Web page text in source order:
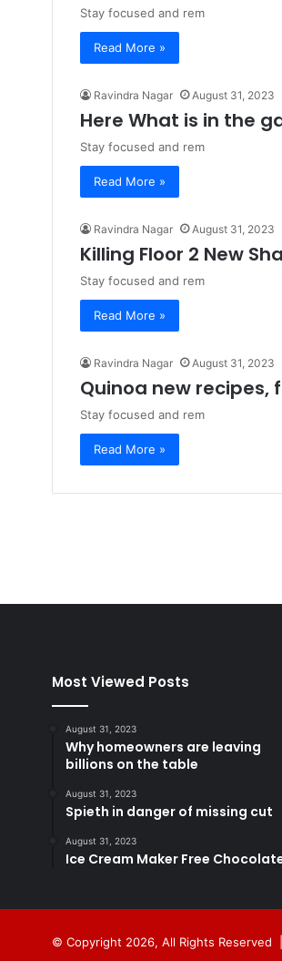
Stay focused and rem
Read More »
Ravindra Nagar August 31, 2023
Here What is in the
Stay focused and rem
Read More »
Ravindra Nagar August 31, 2023
Killing Floor 2 New
Stay focused and rem
Read More »
Ravindra Nagar August 31, 2023
Quinoa new
Stay focused and rem
Read More »
Most Viewed Posts
August 31, 2023
Why homeowners are leaving
billions on the table
August 31, 2023
Spieth in danger of missing cut
August 31, 2023
Ice Cream Maker Free
© Copyright 2026, All Rights Reserved |